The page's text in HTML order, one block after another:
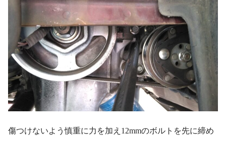
傷つけないよう慎重に力を加え12mmのボルトを先に締め